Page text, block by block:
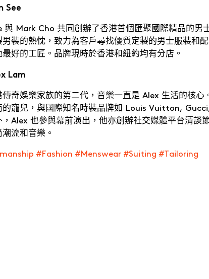
See
與 Mark Cho 共同創辦了香港首個匯聚國際精品的
男裝的熱忱，致力為客戶尋找優質定製的男士服裝和
好的工匠。品牌現時於香港和紐約均有分店。
Lam
傳奇娛樂家族的第二代，音樂一直是 Alex 生活的核
的寵兒，與國際知名時裝品牌如 Louis Vuitton,
Alex 也參與幕前演出，他亦創辦社交媒體平台清談
流和音樂。
#Fashion #Menswear #Suiting #Tailoring
email communications from Hong Kong Design Centre, including upcoming
tickets, news about your conferences.